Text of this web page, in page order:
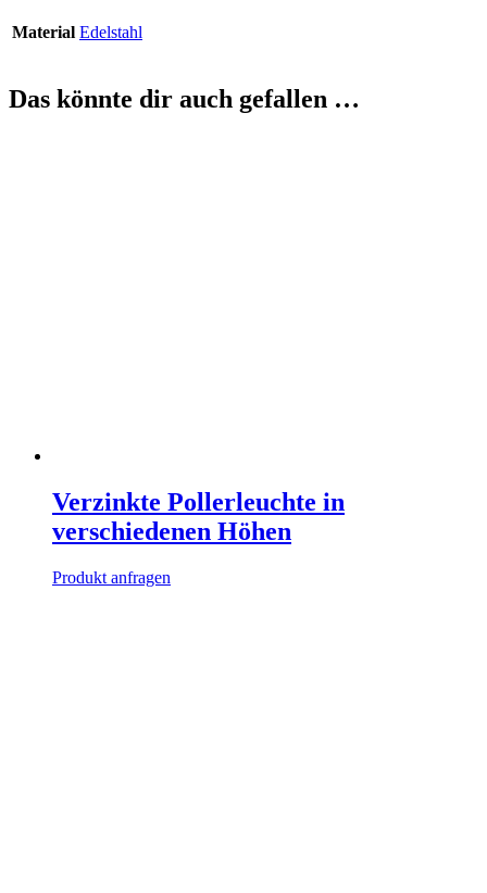
Material Edelstahl
Das könnte dir auch gefallen …
Verzinkte Pollerleuchte in
verschiedenen Höhen
Produkt anfragen